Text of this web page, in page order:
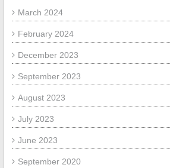
March 2024
February 2024
December 2023
September 2023
August 2023
July 2023
June 2023
September 2020